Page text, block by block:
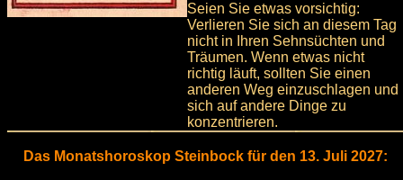
Seien Sie etwas vorsichtig:
Verlieren Sie sich an diesem Tag
nicht in Ihren Sehnsüchten und
Träumen. Wenn etwas nicht
richtig läuft, sollten Sie einen
anderen Weg einzuschlagen und
sich auf andere Dinge zu
konzentrieren.
Das Monatshoroskop Steinbock für den 13. Juli 2027: